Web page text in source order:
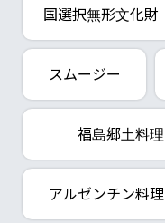
国選択無形文化財
スムージー
福島郷土料理
アルゼンチン料理